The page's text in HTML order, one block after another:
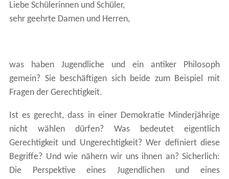
Liebe Schülerinnen und Schüler,
sehr geehrte Damen und Herren,
was haben Jugendliche und ein antiker Philosoph
gemein? Sie beschäftigen sich beide zum Beispiel mit
Fragen der Gerechtigkeit.
Ist es gerecht, dass in einer Demokratie Minderjährige
nicht wählen dürfen? Was bedeutet eigentlich
Gerechtigkeit und Ungerechtigkeit? Wer definiert diese
Begriffe? Und wie nähern wir uns ihnen an? Sicherlich:
Die Perspektive eines Jugendlichen und eines